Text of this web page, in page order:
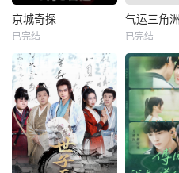
京城奇探
已完结 已完结